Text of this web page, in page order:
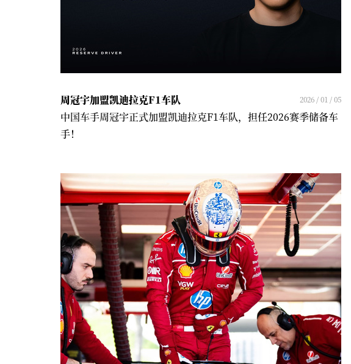
周冠宇加盟凯迪拉克F1车队 2026 / 01 / 05
中国车手周冠宇正式加盟凯迪拉克F1车队，担任2026赛季储备车
手！